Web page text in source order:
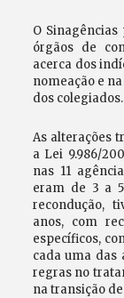
O Sinagências
órgãos de
acerca dos
nomeação e
dos colegiados.
As alterações
a Lei 9.986/
nas 11
eram de 3 a
recondução,
anos, com
específicos,
cada uma das
regras no
na transição